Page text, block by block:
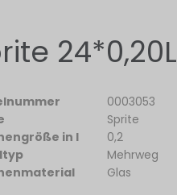
24*0,20L
0003053
Sprite
in l
0,2
Mehrweg
Glas